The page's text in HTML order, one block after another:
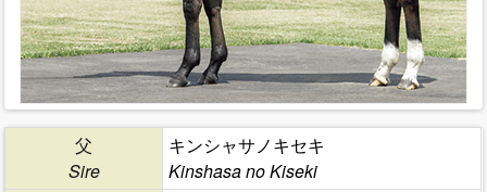
父
Sire
キンシャサノキセキ
Kinshasa no Kiseki